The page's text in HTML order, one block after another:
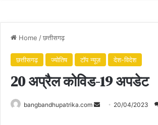
Home /छत्तीसगढ़
छत्तीसगढ़ ज्योतिष टॉप न्यूज़ देश-विदेश
20 अप्रैल कोविड-19 अपडेट
bangbandhupatrika.com
Send 20/04/2023